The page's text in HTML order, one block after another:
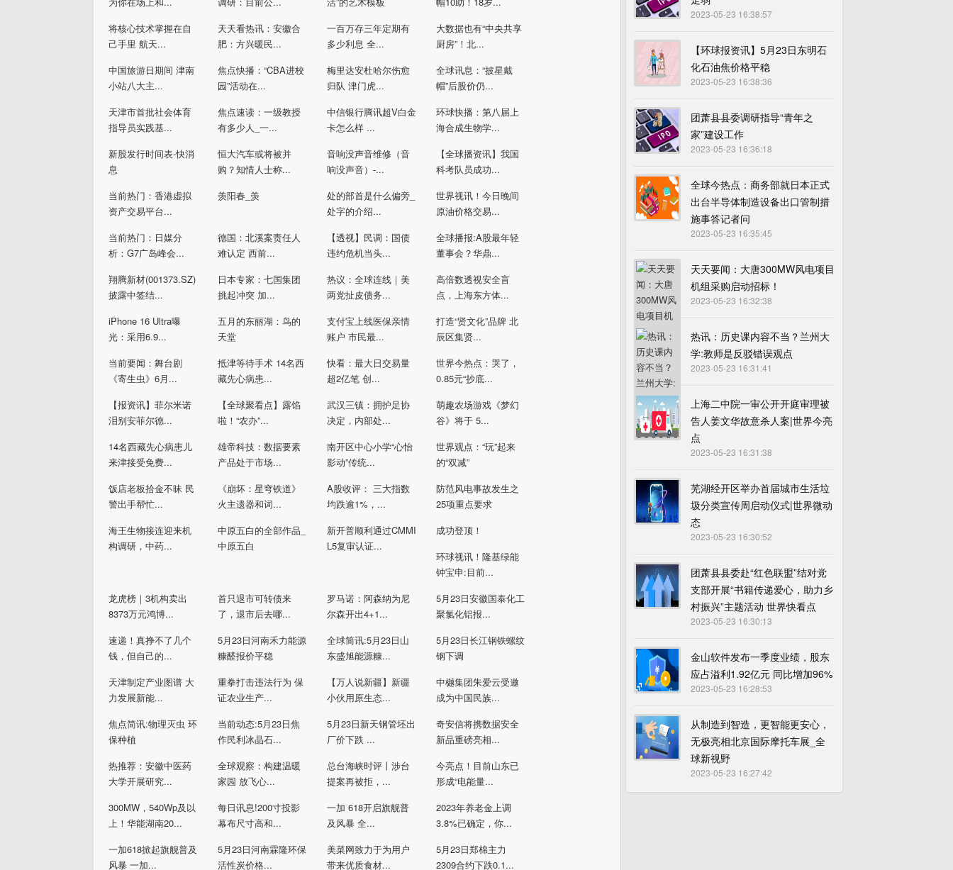
将核心技术掌握在自
己手里 航天...
天天看热讯：安徽合
肥：方兴暖民...
一百万存三年定期有
多少利息 全...
大数据也有“中央共享
厨房”！北...
中国旅游日期间 津南
小站八大主...
焦点快播：“CBA进校
园”活动在...
梅里达安杜哈尔伤愈
归队 津门虎...
全球讯息：“披星戴
帽”后股价仍...
天津市首批社会体育
指导员实践基...
焦点速读：一级教授
有多少人_一...
中信银行腾讯超V白金
卡怎么样 ...
环球快播：第八届上
海合成生物学...
新股发行时间表-快消
息
恒大汽车或将被并
购？知情人士称...
音响没声音维修（音
响没声音）-...
【全球播资讯】我国
科考队员成功...
当前热门：香港虚拟
资产交易平台...
羡阳春_羡
处的部首是什么偏旁_
处字的介绍...
世界视讯！今日晚间
原油价格交易...
当前热门：日媒分
析：G7广岛峰会...
德国：北溪案责任人
难认定 西前...
【透视】民调：国债
违约危机当头...
全球播报:A股最年轻
董事会？华鼎...
翔腾新材(001373.SZ)
披露中签结...
日本专家：七国集团
挑起冲突 加...
热议：全球连线｜美
两党扯皮债务...
高倍数透视安全盲
点，上海东方体...
iPhone 16 Ultra曝
光：采用6.9...
五月的东丽湖：鸟的
天堂
支付宝上线医保亲情
账户 市民最...
打造“贤文化”品牌 北
辰区集贤...
当前要闻：舞台剧
《寄生虫》6月...
抵津等待手术 14名西
藏先心病患...
快看：最大日交易量
超2亿笔 创...
世界今热点：哭了，
0.85元“抄底...
【报资讯】菲尔米诺
泪别安菲尔德...
【全球聚看点】露馅
啦！“农办”...
武汉三镇：拥护足协
决定，内部处...
萌趣农场游戏《梦幻
谷》将于 5...
14名西藏先心病患儿
来津接受免费...
雄帝科技：数据要素
产品处于市场...
南开区中心小学“心怡
影动”传统...
世界观点：“玩”起来
的“双减”
饭店老板拾金不昧 民
警出手帮忙...
《崩坏：星穹铁道》
火主遗器和词...
A股收评： 三大指数
均跌逾1%，...
防范风电事故发生之
25项重点要求
海王生物接连迎来机
构调研，中药...
中原五白的全部作品_
中原五白
新开普顺利通过CMMI
L5复审认证...
成功登顶！
环球视讯！隆基绿能
钟宝申:目前...
龙虎榜｜3机构卖出
8373万元鸿博...
首只退市可转债来
了，退市后去哪...
罗马诺：阿森纳为尼
尔森开出4+1...
5月23日安徽国泰化工
聚氯化铝报...
速递！真挣不了几个
钱，但自己的...
5月23日河南禾力能源
糠醛报价平稳
全球简讯:5月23日山
东盛旭能源糠...
5月23日长江钢铁螺纹
钢下调
天津制定产业图谱 大
力发展新能...
重拳打击违法行为 保
证农业生产...
【万人说新疆】新疆
小伙用原生态...
中樾集团朱爱云受邀
成为中国民族...
焦点简讯:物理灭虫 环
保种植
当前动态:5月23日焦
作民利冰晶石...
5月23日新天钢管坯出
厂价下跌 ...
奇安信将携数据安全
新品重磅亮相...
热推荐：安徽中医药
大学开展研究...
全球观察：构建温暖
家园 放飞心...
总台海峡时评丨涉台
提案再被拒，...
今亮点！目前山东已
形成“电能量...
300MW，540Wp及以
上！华能湖南20...
每日讯息!200寸投影
幕布尺寸高和...
一加 618开启旗舰普
及风暴 全...
2023年养老金上调
3.8%已确定，你...
一加618掀起旗舰普及
风暴 一加...
5月23日河南霖隆环保
活性炭价格...
美菜网致力于为用户
带来优质食材...
5月23日郑棉主力
2309合约下跌0.1...
2023-05-23 16:38:57
【环球报资讯】5月23日东明石
化石油焦价格平稳
2023-05-23 16:38:36
团萧县县委调研指导“青年之
家”建设工作
2023-05-23 16:36:18
全球今热点：商务部就日本正式
出台半导体制造设备出口管制措
施事答记者问
2023-05-23 16:35:45
天天要闻：大唐300MW风电项目
机组采购启动招标！
2023-05-23 16:32:38
热讯：历史课内容不当？兰州大
学:教师是反驳错误观点
2023-05-23 16:31:41
上海二中院一审公开开庭审理被
告人姜文华故意杀人案|世界今亮
点
2023-05-23 16:31:38
芜湖经开区举办首届城市生活垃
圾分类宣传周启动仪式|世界微动
态
2023-05-23 16:30:52
团萧县县委赴“红色联盟”结对党
支部开展“书籍传递爱心，助力乡
村振兴”主题活动 世界快看点
2023-05-23 16:30:13
金山软件发布一季度业绩，股东
应占溢利1.92亿元 同比增加96%
2023-05-23 16:28:53
从制造到智造，更智能更安心，
无极亮相北京国际摩托车展_全
球新视野
2023-05-23 16:27:42